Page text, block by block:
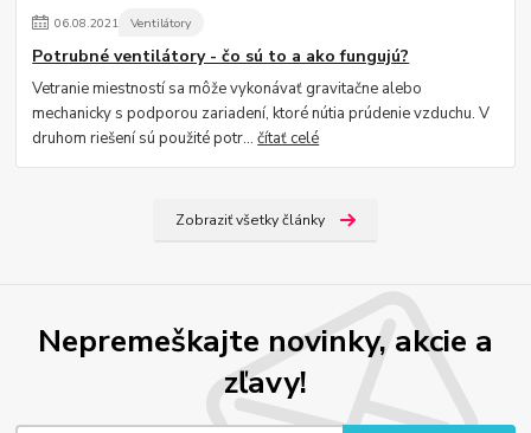
06.08.2021 Ventilátory
Potrubné ventilátory - čo sú to a ako fungujú?
Vetranie miestností sa môže vykonávať gravitačne alebo
mechanicky s podporou zariadení, ktoré nútia prúdenie vzduchu. V
druhom riešení sú použité potr...čítať celé
Zobraziť všetky články
Nepremeškajte novinky, akcie a
zľavy!